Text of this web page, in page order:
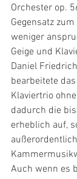
Orchester op.
Gegensatz
weniger
Geige und
Daniel
bearbeitete
Klaviertrio
dadurch die
erheblich auf,
Auch wenn es